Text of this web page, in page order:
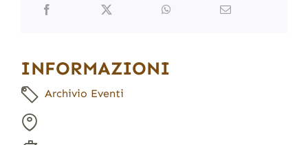
INFORMAZIONI
Archivio Eventi